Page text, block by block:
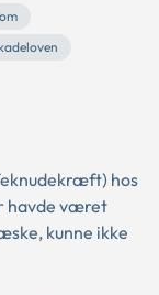
hos
havde været
kunne ikke